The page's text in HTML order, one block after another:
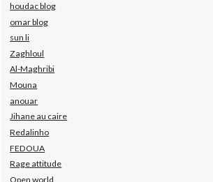
houdac blog
omar blog
sun li
Zaghloul
Al-Maghribi
Mouna
anouar
Jihane au caire
Redalinho
FEDOUA
Rage attitude
Open world